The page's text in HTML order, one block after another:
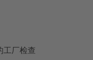
Electrical Products
工厂检查